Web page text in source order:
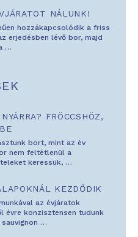
NÁLUNK!
hozzákapcsolódik a friss
erjedésben lévő bor, majd
…
FRÖCCSHÖZ,
bort, mint az év
nem feltétlenül a
keressük, …
KEZDŐDIK
az évjáratok
évre konzisztensen tudunk
…